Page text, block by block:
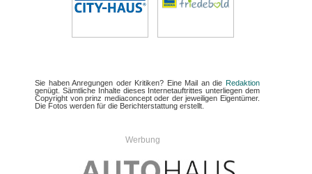
Sie haben Anregungen oder Kritiken? Eine Mail an die Redaktion
genügt. Sämtliche Inhalte dieses Internetauftrittes unterliegen dem
Copyright von prinz mediaconcept oder der jeweiligen Eigentümer.
Die Fotos werden für die Berichterstattung erstellt.
Werbung